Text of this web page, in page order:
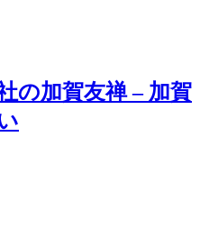
の加賀友禅 – 加賀